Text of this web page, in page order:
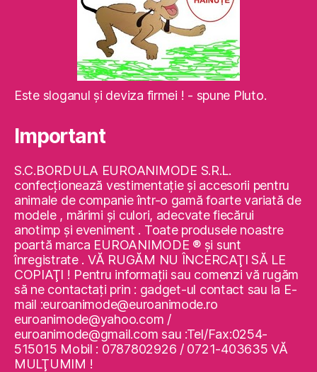
Este sloganul şi deviza firmei ! - spune Pluto.
Important
S.C.BORDULA EUROANIMODE S.R.L.
confecţionează vestimentaţie şi accesorii pentru
animale de companie într-o gamă foarte variată de
modele , mărimi şi culori, adecvate fiecărui
anotimp şi eveniment . Toate produsele noastre
poartă marca EUROANIMODE ® şi sunt
înregistrate . VĂ RUGĂM NU ÎNCERCAŢI SĂ LE
COPIAŢI ! Pentru informaţii sau comenzi vă rugăm
să ne contactaţi prin : gadget-ul contact sau la E-
mail :euroanimode@euroanimode.ro
euroanimode@yahoo.com /
euroanimode@gmail.com sau :Tel/Fax:0254-
515015 Mobil : 0787802926 / 0721-403635 VĂ
MULŢUMIM !